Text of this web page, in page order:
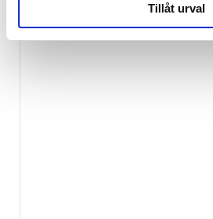
Tillåt urval